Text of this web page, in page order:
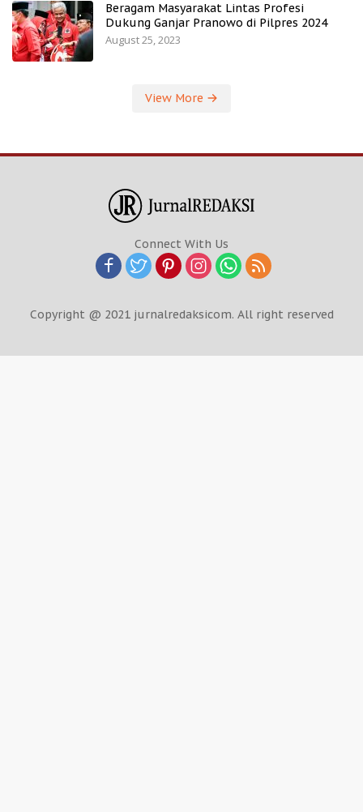
Beragam Masyarakat Lintas Profesi
Dukung Ganjar Pranowo di Pilpres 2024
August 25, 2023
View More
Connect With Us
Copyright @ 2021 jurnalredaksicom. All right reserved